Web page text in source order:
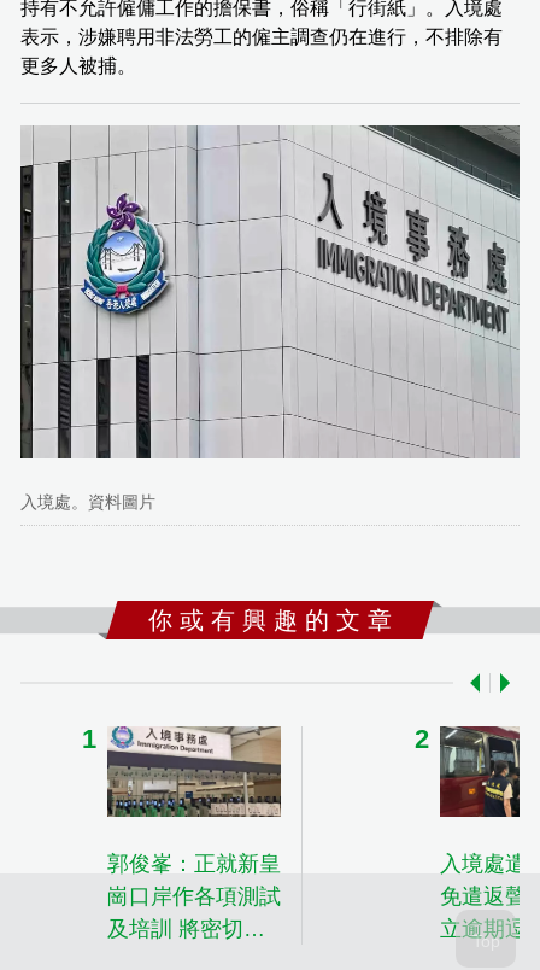
持有不允許僱傭工作的擔保書，俗稱「行街紙」。入境處
表示，涉嫌聘用非法勞工的僱主調查仍在進行，不排除有
更多人被捕。
入境處。資料圖片
你 或 有 興 趣 的 文 章
郭俊峯：正就新皇
崗口岸作各項測試
及培訓 將密切留
入境處遣
免遣返聲
立逾期逗